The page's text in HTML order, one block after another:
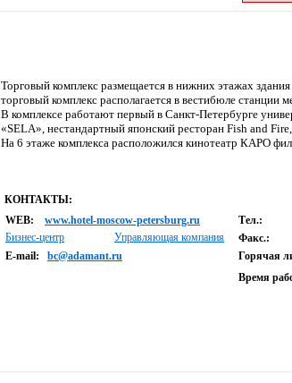
Торговый комплекс размещается в нижних этажах
торговый комплекс располагается в вестибюле станции
В комплексе работают первый в Санкт-Петербурге
«SELA», нестандартный японский ресторан Fish and
На 6 этаже комплекса расположился кинотеатр КАРО
КОНТАКТЫ:
WEB: www.hotel-moscow-petersburg.ru
Бизнес-центр
Управляющая компания
E-mail: bc@adamant.ru
Тел.:
Факс.:
Горячая
Время